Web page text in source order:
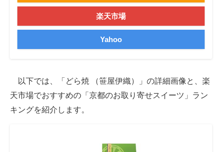
楽天市場
Yahoo
以下では、「どら焼 （笹屋伊織）」の詳細画像と、楽
天市場でおすすめの「京都のお取り寄せスイーツ」ラン
キングを紹介します。